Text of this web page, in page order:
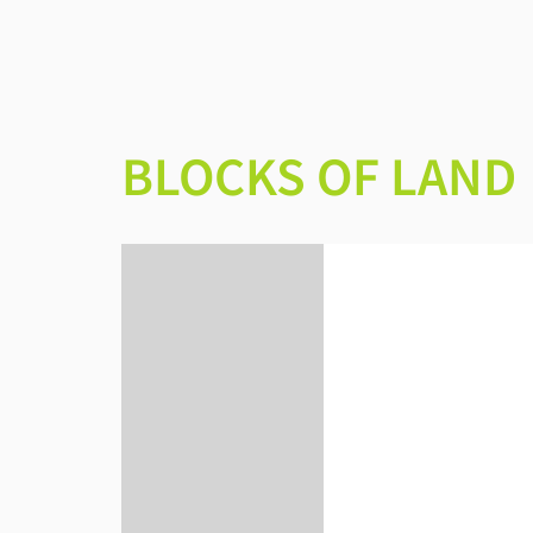
BLOCKS OF LAND